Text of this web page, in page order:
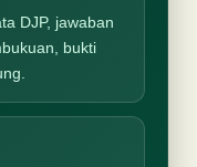
DJP, jawaban
bukti